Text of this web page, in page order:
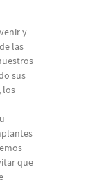
y
las
sus
los
que